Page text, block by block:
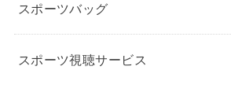
スポーツバッグ
スポーツ視聴サービス